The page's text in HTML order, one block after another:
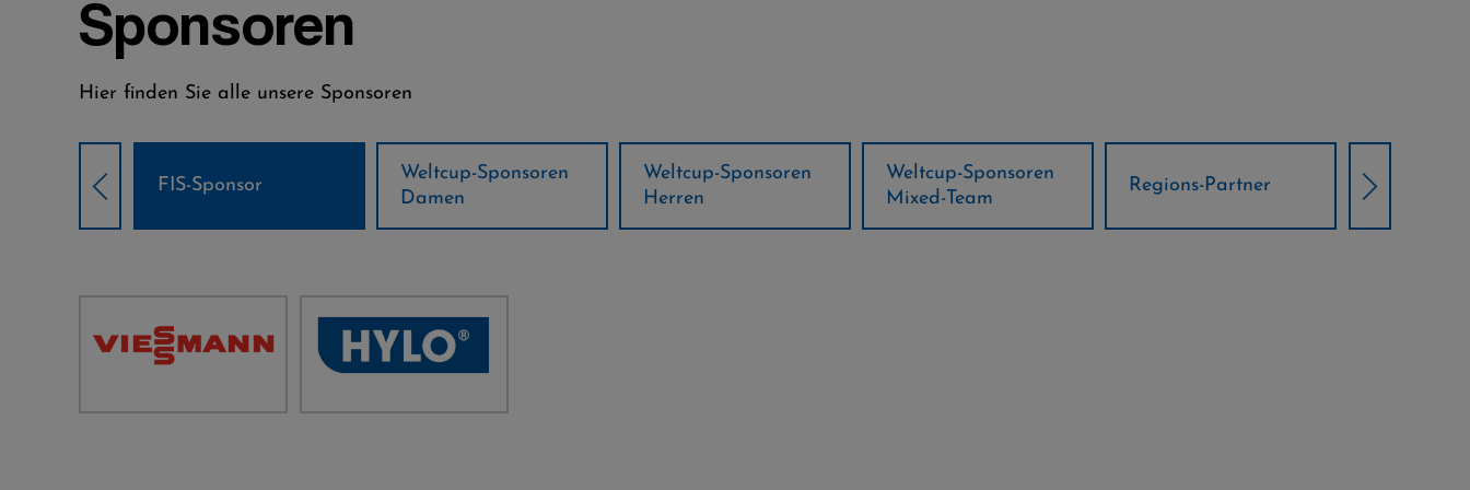
Sponsoren
Hier finden Sie alle unsere Sponsoren
Weltcup-Sponsoren
Damen
Weltcup-Sponsoren
Herren
Weltcup-Sponsoren
Mixed-Team
Regions-Partner
Örtliche Weltcup-
Partner
Klima